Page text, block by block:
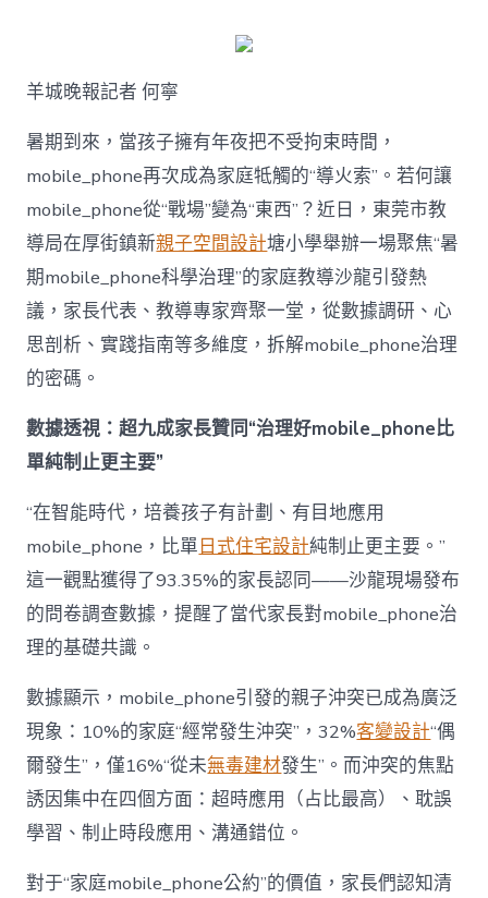
治
理
難
題？
讓
mobilJIUYI
俱
意
空
間
設
成
為
東
西”，
而
非
“家
庭
中
羊城晚報記者 何寧
暑期到來，當孩子擁有年夜把不受拘束時間，
mobile_phone再次成為家庭牴觸的“導火索”。若何讓
mobile_phone從“戰場”變為“東西”？近日，東莞市教
導局在厚街鎮新親子空間設計塘小學舉辦一場聚焦“暑
期mobile_phone科學治理”的家庭教導沙龍引發熱
議，家長代表、教導專家齊聚一堂，從數據調研、心
思剖析、實踐指南等多維度，拆解mobile_phone治理
的密碼。
數據透視：超九成家長贊同“治理好mobile_phone比
單純制止更主要”
“在智能時代，培養孩子有計劃、有目地應用
mobile_phone，比單日式住宅設計純制止更主要。”
這一觀點獲得了93.35%的家長認同——沙龍現場發布
的問卷調查數據，提醒了當代家長對mobile_phone治
理的基礎共識。
數據顯示，mobile_phone引發的親子沖突已成為廣泛
現象：10%的家庭“經常發生沖突”，32%客變設計“偶
爾發生”，僅16%“從未無毒建材發生”。而沖突的焦點
誘因集中在四個方面：超時應用（占比最高）、耽誤
學習、制止時段應用、溝通錯位。
對于“家庭mobile_phone公約”的價值，家長們認知清